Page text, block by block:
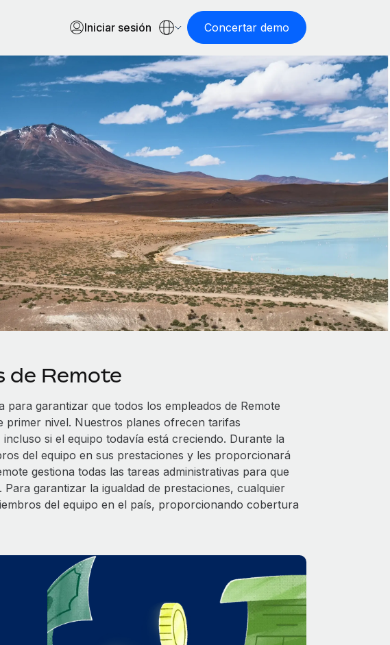
Iniciar sesión Concertar demo
de Remote
para garantizar que todos los empleados de Remote
nivel. Nuestros planes ofrecen tarifas
si el equipo todavía está creciendo. Durante la
del equipo en sus prestaciones y les proporcionará
gestiona todas las tareas administrativas para que
garantizar la igualdad de prestaciones, cualquier
del equipo en el país, proporcionando cobertura